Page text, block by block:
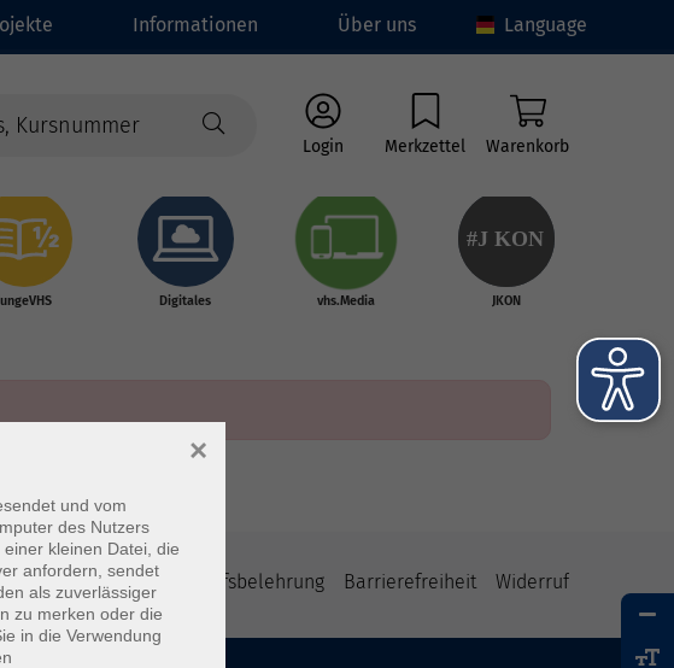
Informationen Über uns Language
Login Merkzettel Warenkorb
Digitales vhs.Media
#J KON
JKON
AGB Widerrufsbelehrung Barrierefreiheit Widerruf
und vom
des Nutzers
kleinen Datei, die
anfordern, sendet
als zuverlässiger
zu merken oder die
in die Verwendung
×